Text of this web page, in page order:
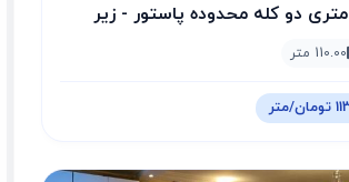
اپارتمان ۱۱۰ متری دو کله محدوده پاستور - زیر
110.00 متر